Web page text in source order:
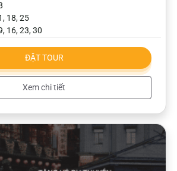
18, 25
16, 23, 30
ĐẶT TOUR
Xem chi tiết